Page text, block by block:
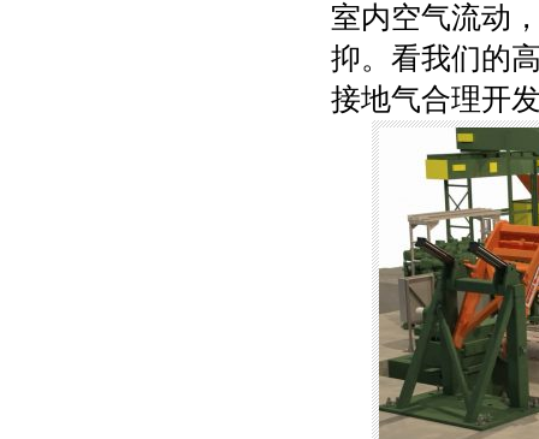
室内空气流动
抑。看我们的
接地气合理开